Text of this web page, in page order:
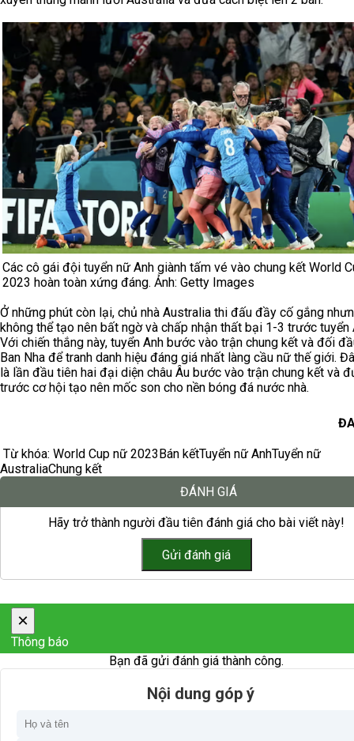
Các cô gái đội tuyển nữ Anh giành tấm vé vào chung kết World
2023 hoàn toàn xứng đáng. Ảnh: Getty Images
Ở những phút còn lại, chủ nhà Australia thi đấu đầy cố gắng
không thể tạo nên bất ngờ và chấp nhận thất bại 1-3 trước tuyển
Với chiến thắng này, tuyển Anh bước vào trận chung kết và đối
Ban Nha để tranh danh hiệu đáng giá nhất làng cầu nữ thế giới.
là lần đầu tiên hai đại diện châu Âu bước vào trận chung kết và
trước cơ hội tạo nên mốc son cho nền bóng đá nước nhà.
Từ khóa: World Cup nữ 2023Bán kếtTuyển nữ AnhTuyển nữ
AustraliaChung kết
ĐÁNH GIÁ
Hãy trở thành người đầu tiên đánh giá cho bài viết này!
×
Thông báo
Bạn đã gửi đánh giá thành công.
Nội dung góp ý